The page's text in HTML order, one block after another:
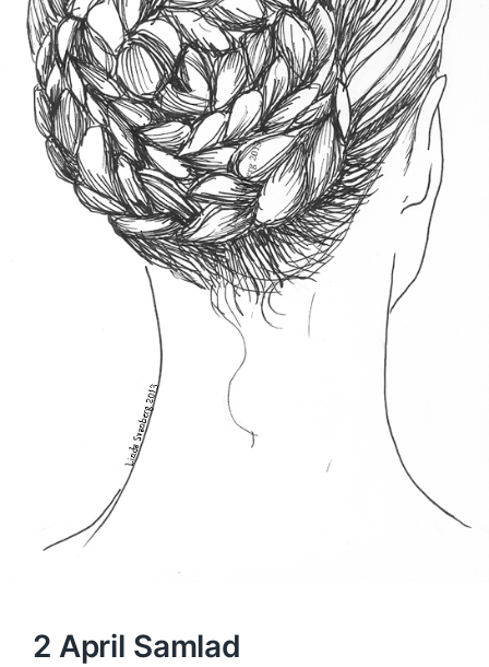
2 April Samlad